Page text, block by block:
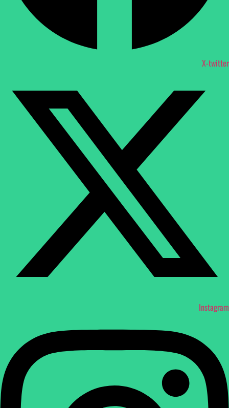
X-twitter
Instagram